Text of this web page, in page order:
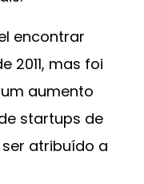
encontrar
2011, mas foi
aumento
startups de
atribuído a